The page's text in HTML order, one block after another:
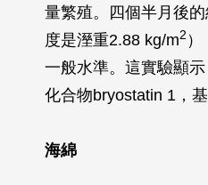
量繁殖。四個半月後
度是溼重2.88 kg/m2
一般水準。這實驗顯
化合物bryostatin 1，
海綿